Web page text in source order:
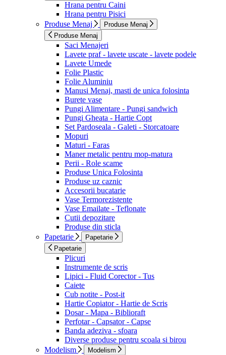
Hrana pentru Caini
Hrana pentru Pisici
Produse Menaj
Produse Menaj
Produse Menaj
Saci Menajeri
Lavete praf - lavete uscate - lavete podele
Lavete Umede
Folie Plastic
Folie Aluminiu
Manusi Menaj, masti de unica folosinta
Burete vase
Pungi Alimentare - Pungi sandwich
Pungi Gheata - Hartie Copt
Set Pardoseala - Galeti - Storcatoare
Mopuri
Maturi - Faras
Maner metalic pentru mop-matura
Perii - Role scame
Produse Unica Folosinta
Produse uz caznic
Accesorii bucatarie
Vase Termorezistente
Vase Emailate - Teflonate
Cutii depozitare
Produse din sticla
Papetarie
Papetarie
Papetarie
Plicuri
Instrumente de scris
Lipici - Fluid Corector - Tus
Caiete
Cub notite - Post-it
Hartie Copiator - Hartie de Scris
Dosar - Mapa - Biblioraft
Perfotar - Capsator - Capse
Banda adeziva - sfoara
Diverse produse pentru scoala si birou
Modelism
Modelism